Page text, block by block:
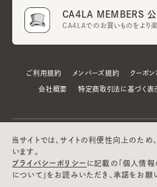
CA4LA MEMBERS 公
CA4LAでのお買いものをより楽
ご利用規約 メンバーズ規約 クーポ
会社概要 特定商取引法に基づく表
当サイトでは、サイトの利便性向上のため
います。
プライバシーポリシー に記載の「個人情報
について」をお読みいただき、承諾をお願